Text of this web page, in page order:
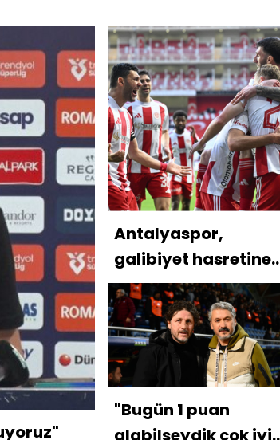
Antalyaspor,
galibiyet hasretine
son verdi!
"Bugün 1 puan
alabilseydik çok iyi